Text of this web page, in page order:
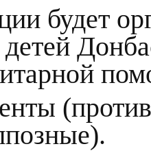
будет